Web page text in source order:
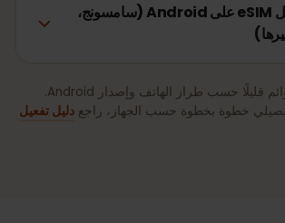
كيفية تفعيل eSIM على Android (سامسونج،
قد تختلف أسماء القوائم قليلًا حسب طراز الهاتف وإصدار Android.
خطوة بخطوة حسب الجهاز، راجع دليل تفعيل